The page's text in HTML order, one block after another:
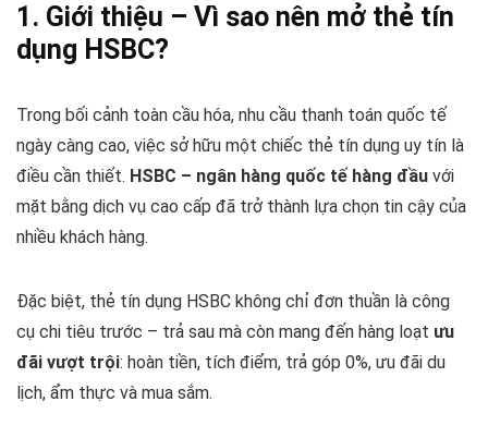
1. Giới thiệu – Vì sao nên mở thẻ tín
dụng HSBC?
Trong bối cảnh toàn cầu hóa, nhu cầu thanh toán quốc tế
ngày càng cao, việc sở hữu một chiếc thẻ tín dụng uy tín là
điều cần thiết. HSBC – ngân hàng quốc tế hàng đầu với
mặt bằng dịch vụ cao cấp đã trở thành lựa chọn tin cậy của
nhiều khách hàng.
Đặc biệt, thẻ tín dụng HSBC không chỉ đơn thuần là công
cụ chi tiêu trước – trả sau mà còn mang đến hàng loạt ưu
đãi vượt trội: hoàn tiền, tích điểm, trả góp 0%, ưu đãi du
lịch, ẩm thực và mua sắm.